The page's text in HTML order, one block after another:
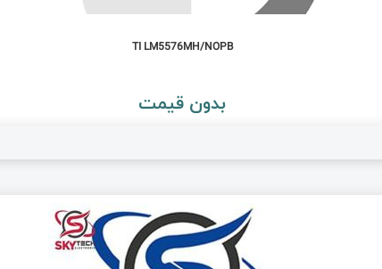
TI LM5576MH/NOPB
بدون قیمت